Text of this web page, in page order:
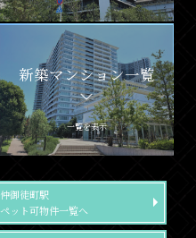
新築マンション一覧
一覧を表示
仲御徒町駅
ペット可物件一覧へ